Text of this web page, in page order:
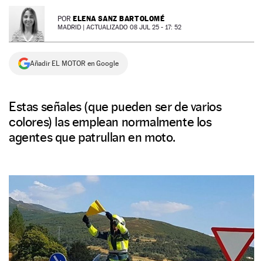
NEWSLETTER POR ELENA SANZ BARTOLOMÉ
MADRID | ACTUALIZADO 08 JUL 25 - 17: 52
Añadir EL MOTOR en Google
Estas señales (que pueden ser de varios
colores) las emplean normalmente los
agentes que patrullan en moto.